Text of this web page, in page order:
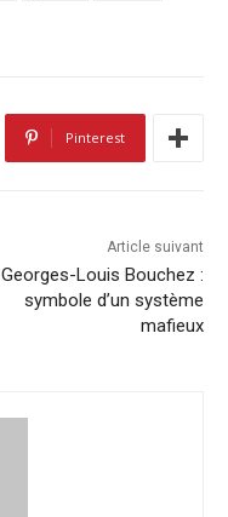
Pinterest
Article suivant
Georges-Louis Bouchez :
symbole d’un système
mafieux